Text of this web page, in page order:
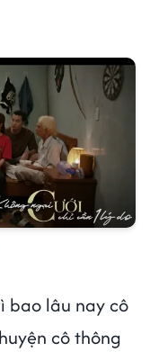
bao lâu nay cô
cô thông